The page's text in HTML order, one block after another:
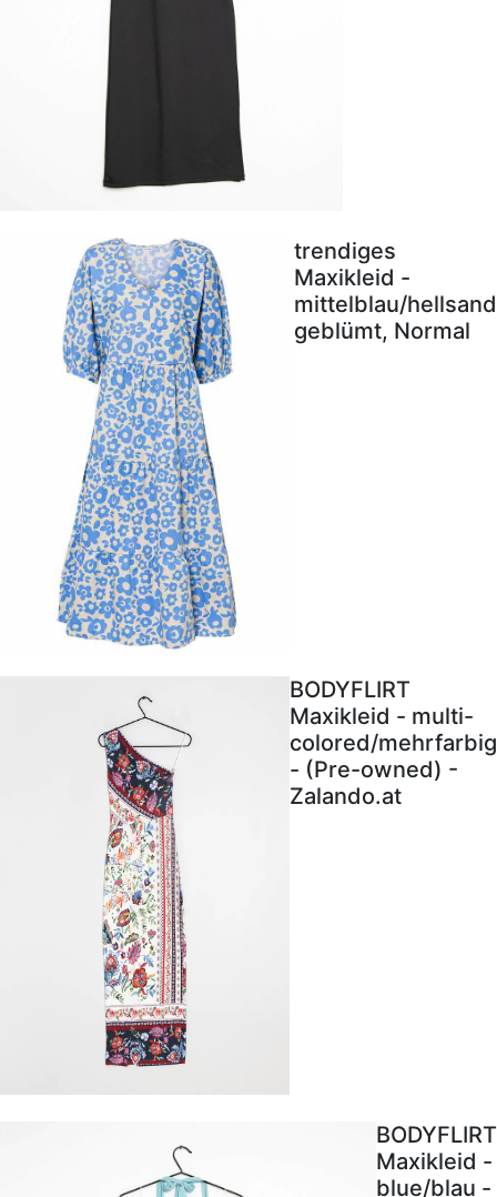
trendiges
Maxikleid -
mittelblau/hellsand
geblümt, Normal
BODYFLIRT
Maxikleid - multi-
colored/mehrfarbig
- (Pre-owned) -
Zalando.at
BODYFLIRT
Maxikleid -
blue/blau -